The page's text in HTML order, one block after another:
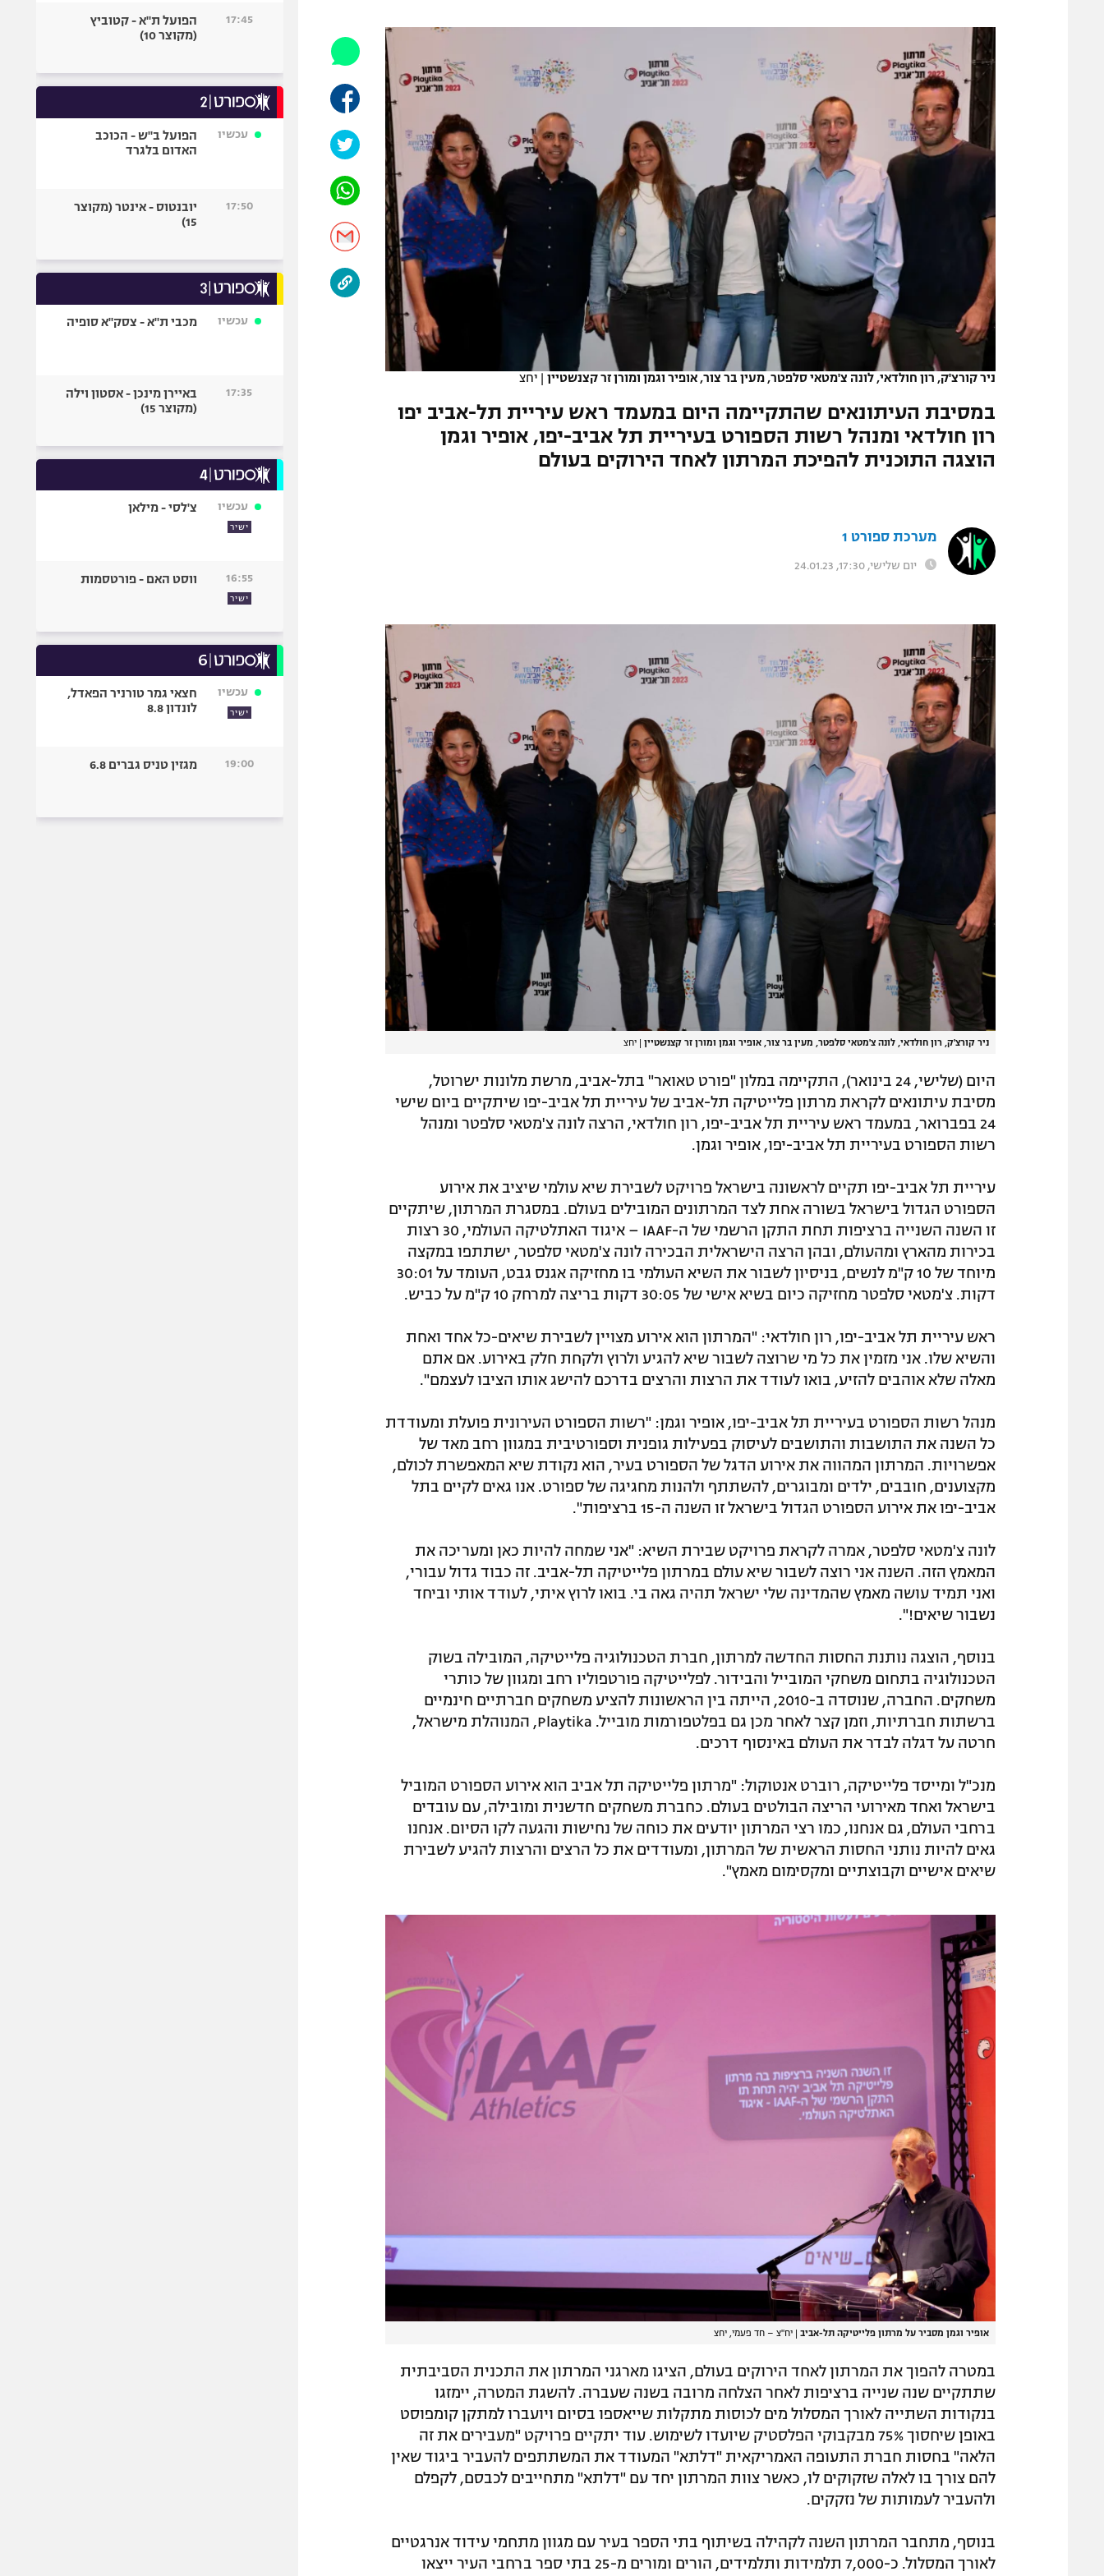
תקנון משתתפים וזוכים בפרסים
תקנון עבור פעילות אלקטרה
תקנון עבור פעילות ספורט 1 – "מרלן"
גיימינג E-Sports
מדיניות פרטיות
תקנון פעילות ספורט 1
רשיון להקרנה פומבית לבית עסק
הצטרפות לחבילת הערוצים
לוח דרושים – ג'ובנט
המגזין
הפועל תל אביב
הפועל באר שבע
בני יהודה
ליגה סינית
ליגות נוספות
אופניים
כדורמים
פוטבול אמריקאי NFL
בייסבול MLB
ספורט אתגרי
גיימינג E-Sports
ניר קורצ'ק, רון חולדאי, לונה צ'מטאי סלפטר, מעין בר צור, אופיר וגמן ומורן זר קצנשטיין | יחצ
במסיבת העיתונאים שהתקיימה היום במעמד ראש עיריית תל-אביב יפו
רון חולדאי ומנהל רשות הספורט בעיריית תל אביב-יפו, אופיר וגמן
הוצגה התוכנית להפיכת המרתון לאחד הירוקים בעולם
מערכת ספורט 1
יום שלישי, 17:30, 24.01.23
ניר קורצ'ק, רון חולדאי, לונה צ'מטאי סלפטר, מעין בר צור, אופיר וגמן ומורן זר קצנשטיין | יחצ
היום (שלישי, 24 בינואר), התקיימה במלון "פורט טאואר" בתל-אביב, מרשת מלונות ישרוטל,
מסיבת עיתונאים לקראת מרתון פלייטיקה תל-אביב של עיריית תל אביב-יפו שיתקיים ביום שישי
24 בפברואר, במעמד ראש עיריית תל אביב-יפו, רון חולדאי, הרצה לונה צ'מטאי סלפטר ומנהל
רשות הספורט בעיריית תל אביב-יפו, אופיר וגמן.
עיריית תל אביב-יפו תקיים לראשונה בישראל פרויקט לשבירת שיא עולמי שיציב את אירוע
הספורט הגדול בישראל בשורה אחת לצד המרתונים המובילים בעולם. במסגרת המרתון, שיתקיים
זו השנה השנייה ברציפות תחת התקן הרשמי של ה-IAAF – איגוד האתלטיקה העולמי, 30 רצות
בכירות מהארץ ומהעולם, ובהן הרצה הישראלית הבכירה לונה צ'מטאי סלפטר, ישתתפו במקצה
מיוחד של 10 ק"מ לנשים, בניסיון לשבור את השיא העולמי בו מחזיקה אגנס גבט, העומד על 30:01
דקות. צ'מטאי סלפטר מחזיקה כיום בשיא אישי של 30:05 דקות בריצה למרחק 10 ק"מ על כביש.
ראש עיריית תל אביב-יפו, רון חולדאי: "המרתון הוא אירוע מצויין לשבירת שיאים-כל אחד ואחת
והשיא שלו. אני מזמין את כל מי שרוצה לשבור שיא להגיע ולרוץ ולקחת חלק באירוע. אם אתם
מאלה שלא אוהבים להזיע, בואו לעודד את הרצות והרצים בדרכם להישג אותו הציבו לעצמם".
מנהל רשות הספורט בעיריית תל אביב-יפו, אופיר וגמן: "רשות הספורט העירונית פועלת ומעודדת
כל השנה את התושבות והתושבים לעיסוק בפעילות גופנית וספורטיבית במגוון רחב מאד של
אפשרויות. המרתון המהווה את אירוע הדגל של הספורט בעיר, הוא נקודת שיא המאפשרת לכולם,
מקצוענים, חובבים, ילדים ומבוגרים, להשתתף ולהנות מחגיגה של ספורט. אנו גאים לקיים בתל
אביב-יפו את אירוע הספורט הגדול בישראל זו השנה ה-15 ברציפות".
לונה צ'מטאי סלפטר, אמרה לקראת פרויקט שבירת השיא: "אני שמחה להיות כאן ומעריכה את
המאמץ הזה. השנה אני רוצה לשבור שיא עולם במרתון פלייטיקה תל-אביב. זה כבוד גדול עבורי,
ואני תמיד עושה מאמץ שהמדינה שלי ישראל תהיה גאה בי. בואו לרוץ איתי, לעודד אותי וביחד
נשבור שיאים!".
בנוסף, הוצגה נותנת החסות החדשה למרתון, חברת הטכנולוגיה פלייטיקה, המובילה בשוק
הטכנולוגיה בתחום משחקי המובייל והבידור. לפלייטיקה פורטפוליו רחב ומגוון של כותרי
משחקים. החברה, שנוסדה ב-2010, הייתה בין הראשונות להציע משחקים חברתיים חינמיים
ברשתות חברתיות, וזמן קצר לאחר מכן גם בפלטפורמות מובייל. Playtika, המנוהלת מישראל,
חרטה על דגלה לבדר את העולם באינסוף דרכים.
מנכ"ל ומייסד פלייטיקה, רוברט אנטוקול: "מרתון פלייטיקה תל אביב הוא אירוע הספורט המוביל
בישראל ואחד מאירועי הריצה הבולטים בעולם. כחברת משחקים חדשנית ומובילה, עם עובדים
ברחבי העולם, גם אנחנו, כמו רצי המרתון יודעים את כוחה של נחישות והגעה לקו הסיום. אנחנו
גאים להיות נותני החסות הראשית של המרתון, ומעודדים את כל הרצים והרצות להגיע לשבירת
שיאים אישיים וקבוצתיים ומקסימום מאמץ".
אופיר וגמן מסביר על מרתון פלייטיקה תל-אביב יח"צ – חד פעמי, יחצ
במטרה להפוך את המרתון לאחד הירוקים בעולם, הציגו מארגני המרתון את התכנית הסביבתית
שתתקיים שנה שנייה ברציפות לאחר הצלחה מרובה בשנה שעברה. להשגת המטרה, יימזגו
בנקודות השתייה לאורך המסלול מים לכוסות מתקלות שייאספו בסיום ויועברו למתקן קומפוסט
באופן שיחסוך 75% מבקבוקי הפלסטיק שיועדו לשימוש. עוד יתקיים פרויקט "מעבירים את זה
הלאה" בחסות חברת התעופה האמריקאית "דלתא" המעודד את המשתתפים להעביר ביגוד שאין
להם צורך בו לאלה שזקוקים לו, כאשר צוות המרתון יחד עם "דלתא" מתחייבים לכבסם, לקפלם
ולהעביר לעמותות של נזקקים.
בנוסף, מתחבר המרתון השנה לקהילה בשיתוף בתי הספר בעיר עם מגוון מתחמי עידוד אנרגטיים
לאורך המסלול. כ-7,000 תלמידות ותלמידים, הורים ומורים מ-25 בתי ספר ברחבי העיר ייצאו
17:45
הפועל ת"א - קטוביץ
(מקוצר 10)
עכשיו
הפועל ב"ש - הכוכב
האדום בלגרד
17:50
יובנטוס - אינטר (מקוצר
15)
עכשיו מכבי ת"א - צסק"א סופיה
17:35
באיירן מינכן - אסטון וילה
(מקוצר 15)
עכשיו
ישיר
צ'לסי - מילאן
16:55
ישיר
ווסט האם - פורטסמות
עכשיו
ישיר
חצאי גמר טורניר הפאדל,
לונדון 8.8
19:00 מגזין טניס גברים 6.8